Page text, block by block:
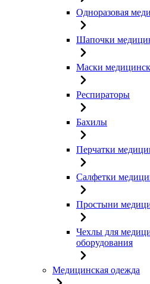
Одноразовая
Шапочки
Маски
Респираторы
Бахилы
Перчатки
Салфетки
Простыни
Чехлы для
оборудования
Медицинская одежда